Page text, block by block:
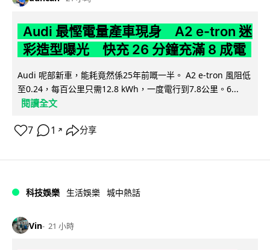
Audi 最慳電量產車現身 A2 e-tron 迷
彩造型曝光 快充 26 分鐘充滿 8 成電
Audi 呢部新車，能耗竟然係25年前嘅一半。 A2 e-tron 風阻低
至0.24，每百公里只需12.8 kWh，一度電行到7.8公里。6...
閱讀全文
7 1 ↗ 分享
科技娛樂 生活娛樂 城中熱話
Vin 21 小時